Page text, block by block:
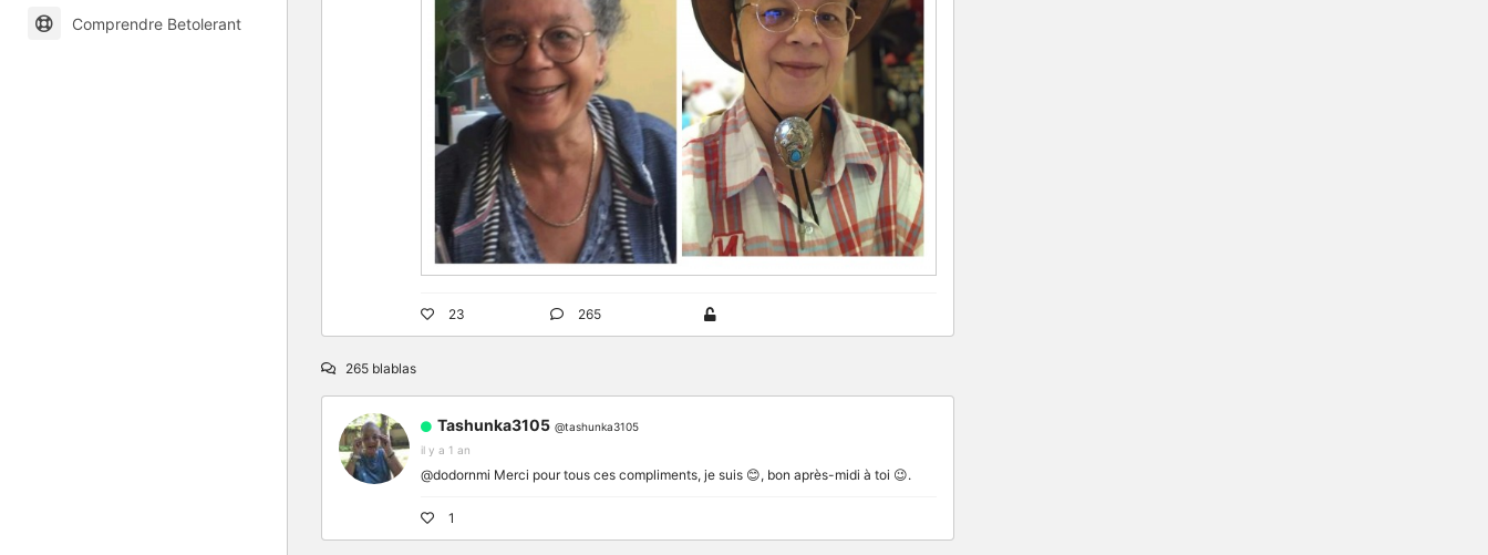
Comprendre Betolerant
23 265
265 blablas
Tashunka3105 @tashunka3105
il y a 1 an
@dodornmi Merci pour tous ces compliments, je suis 😊, bon après-midi à toi 😉.
1